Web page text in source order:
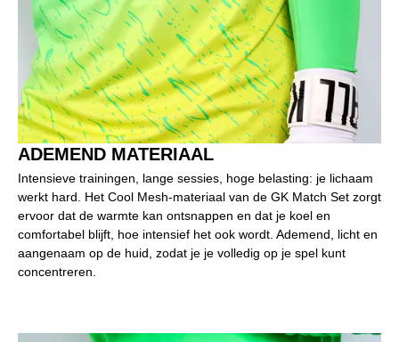
ADEMEND MATERIAAL
Intensieve trainingen, lange sessies, hoge belasting: je lichaam
werkt hard. Het Cool Mesh-materiaal van de GK Match Set zorgt
ervoor dat de warmte kan ontsnappen en dat je koel en
comfortabel blijft, hoe intensief het ook wordt. Ademend, licht en
aangenaam op de huid, zodat je je volledig op je spel kunt
concentreren.